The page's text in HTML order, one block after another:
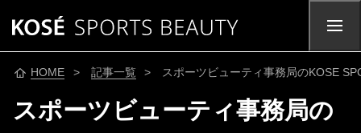
HOME > 記事一覧 > スポーツビューティ事務局のKOSE
スポーツビューティ事務局の